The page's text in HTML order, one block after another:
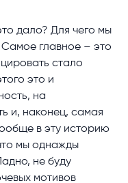
дало? Для чего мы
главное – это
стало
это и
на
и, наконец, самая
в эту историю
мы однажды
не буду
мотивов